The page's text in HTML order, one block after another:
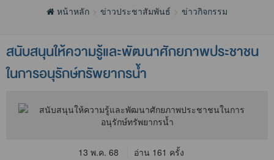
หน้าหลัก ข่าวประชาสัมพันธ์ ข่าวกิจกรรม
สนับสนุนให้ความรู้และพัฒนาศักยภาพประชาชน
ในการอนุรักษ์ทรัพยากรน้ำ
13 พ.ค. 68 อ่าน 161 ครั้ง